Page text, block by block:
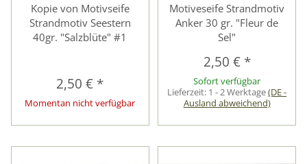
Kopie von Motivseife
Strandmotiv Seestern
40gr. "Salzblüte" #1
2,50 € *
Momentan nicht verfügbar
Motiveseife Strandmotiv
Anker 30 gr. "Fleur de
Sel"
2,50 € *
Sofort verfügbar
Lieferzeit: 1 - 2 Werktage(DE -
Ausland abweichend)